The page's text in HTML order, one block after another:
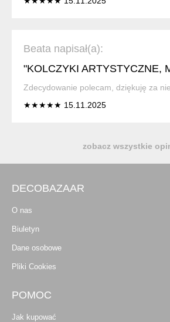
Beata napisał(a):
"KOLCZYKI ARTYSTYCZNE,
Zdecydowanie polecam, dziękuję za
★★★★★ 15.11.2025
zobacz wszystkie
DECOBAZAAR
O nas
Biuletyn
Dane osobowe
Pliki Cookies
POMOC
Jak kupować